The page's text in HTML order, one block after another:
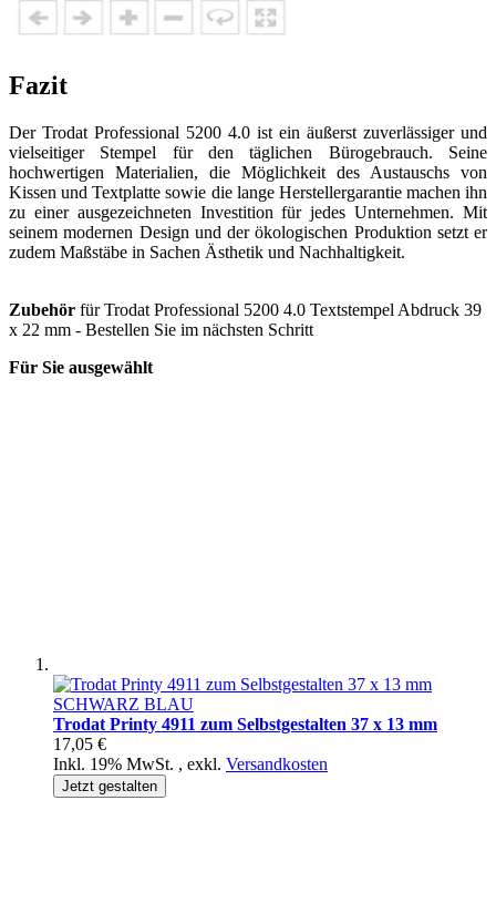
Fazit
Der Trodat Professional 5200 4.0 ist ein äußerst zuverlässiger und
vielseitiger Stempel für den täglichen Bürogebrauch. Seine
hochwertigen Materialien, die Möglichkeit des Austauschs von
Kissen und Textplatte sowie die lange Herstellergarantie machen ihn
zu einer ausgezeichneten Investition für jedes Unternehmen. Mit
seinem modernen Design und der ökologischen Produktion setzt er
zudem Maßstäbe in Sachen Ästhetik und Nachhaltigkeit.
Zubehör für Trodat Professional 5200 4.0 Textstempel Abdruck 39
x 22 mm - Bestellen Sie im nächsten Schritt
Für Sie ausgewählt
Trodat Printy 4911 zum Selbstgestalten 37 x 13 mm
17,05 €
Inkl. 19% MwSt. , exkl. Versandkosten
Jetzt gestalten